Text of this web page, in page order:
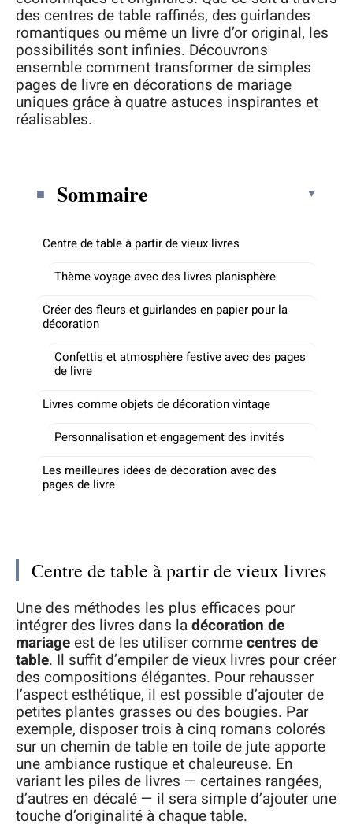
des centres de table raffinés, des guirlandes
romantiques ou même un livre d’or original, les
possibilités sont infinies. Découvrons
ensemble comment transformer de simples
pages de livre en décorations de mariage
uniques grâce à quatre astuces inspirantes et
réalisables.
Sommaire
Centre de table à partir de vieux livres
Thème voyage avec des livres planisphère
Créer des fleurs et guirlandes en papier pour la
décoration
Confettis et atmosphère festive avec des pages
de livre
Livres comme objets de décoration vintage
Personnalisation et engagement des invités
Les meilleures idées de décoration avec des
pages de livre
Centre de table à partir de vieux livres
Une des méthodes les plus efficaces pour
intégrer des livres dans ladécoration de
mariageest de les utiliser commecentres de
table. Il suffit d’empiler de vieux livres pour créer
des compositions élégantes. Pour rehausser
l’aspect esthétique, il est possible d’ajouter de
petites plantes grasses ou des bougies. Par
exemple, disposer trois à cinq romans colorés
sur un chemin de table en toile de jute apporte
une ambiance rustique et chaleureuse. En
variant les piles de livres — certaines rangées,
d’autres en décalé — il sera simple d’ajouter une
touche d’originalité à chaque table.